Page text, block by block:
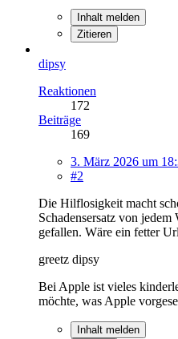
Inhalt melden
Zitieren
dipsy
Reaktionen
172
Beiträge
169
3. März 2026 um
#2
Die Hilflosigkeit macht
Schadensersatz von
gefallen. Wäre ein fetter
greetz dipsy
Bei Apple ist vieles
möchte, was Apple
Inhalt melden